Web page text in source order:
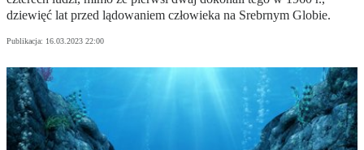
dziewięć lat przed lądowaniem człowieka na Srebrnym Globie.
Publikacja: 16.03.2023 22:00